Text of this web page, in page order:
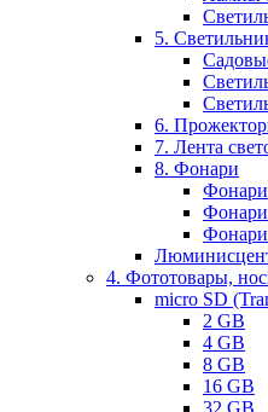
5.
6.
7. Лента
8. Фонари
Фонари
Фонари
4. Фототовары,
micro SD
2 GB
4 GB
8 GB
16 GB
32 GB